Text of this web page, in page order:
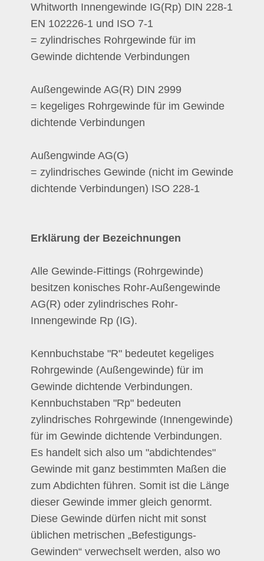
Whitworth Innengewinde IG(Rp) DIN 228-1
EN 102226-1 und ISO 7-1
= zylindrisches Rohrgewinde für im
Gewinde dichtende Verbindungen
Außengewinde AG(R) DIN 2999
= kegeliges Rohrgewinde für im Gewinde
dichtende Verbindungen
Außengwinde AG(G)
= zylindrisches Gewinde (nicht im Gewinde
dichtende Verbindungen) ISO 228-1
Erklärung der Bezeichnungen
Alle Gewinde-Fittings (Rohrgewinde)
besitzen konisches Rohr-Außengewinde
AG(R) oder zylindrisches Rohr-
Innengewinde Rp (IG).
Kennbuchstabe "R" bedeutet kegeliges
Rohrgewinde (Außengewinde) für im
Gewinde dichtende Verbindungen.
Kennbuchstaben "Rp" bedeuten
zylindrisches Rohrgewinde (Innengewinde)
für im Gewinde dichtende Verbindungen.
Es handelt sich also um "abdichtendes"
Gewinde mit ganz bestimmten Maßen die
zum Abdichten führen. Somit ist die Länge
dieser Gewinde immer gleich genormt.
Diese Gewinde dürfen nicht mit sonst
üblichen metrischen „Befestigungs-
Gewinden“ verwechselt werden, also wo